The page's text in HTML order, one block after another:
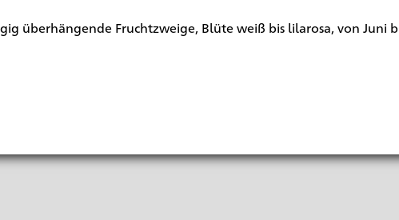
überhängende Fruchtzweige, Blüte weiß bis lilarosa, von